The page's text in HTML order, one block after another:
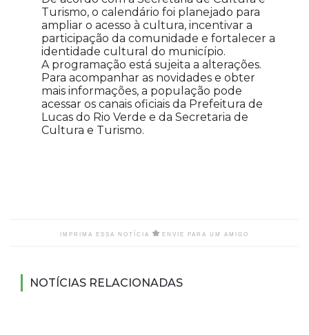
Turismo, o calendário foi planejado para
ampliar o acesso à cultura, incentivar a
participação da comunidade e fortalecer a
identidade cultural do município.
A programação está sujeita a alterações.
Para acompanhar as novidades e obter
mais informações, a população pode
acessar os canais oficiais da Prefeitura de
Lucas do Rio Verde e da Secretaria de
Cultura e Turismo.
IMPRIMA ESSA NOTÍCIA ENVIE PARA UM AMIGO
NOTÍCIAS RELACIONADAS